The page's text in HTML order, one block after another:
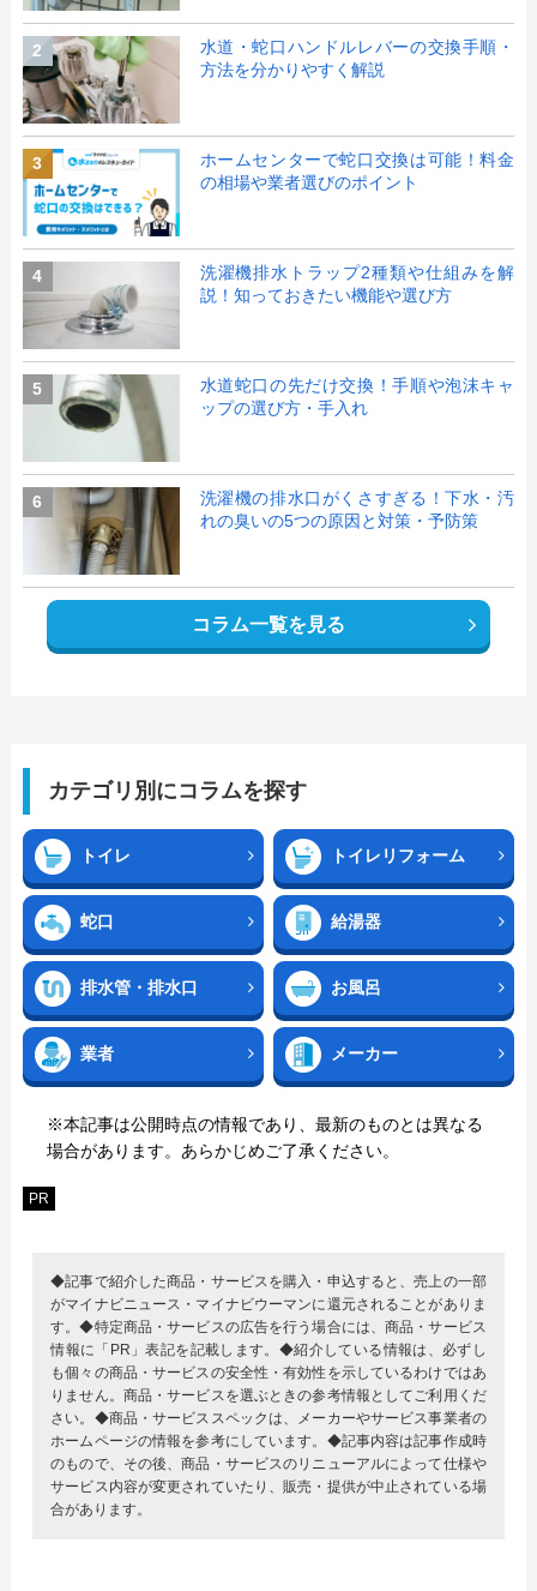
2
水道・蛇口ハンドルレバーの交換手順・
方法を分かりやすく解説
3
ホームセンターで蛇口交換は可能！料金
の相場や業者選びのポイント
4
洗濯機排水トラップ2種類や仕組みを解
説！知っておきたい機能や選び方
5
水道蛇口の先だけ交換！手順や泡沫キャ
ップの選び方・手入れ
6
洗濯機の排水口がくさすぎる！下水・汚
れの臭いの5つの原因と対策・予防策
コラム一覧を見る
カテゴリ別にコラムを探す
トイレ トイレリフォーム
蛇口 給湯器
排水管・排水口 お風呂
業者 メーカー
※本記事は公開時点の情報であり、最新のものとは異なる
場合があります。あらかじめご了承ください。
PR
◆記事で紹介した商品・サービスを購入・申込すると、売上の一部
がマイナビニュース・マイナビウーマンに還元されることがありま
す。◆特定商品・サービスの広告を行う場合には、商品・サービス
情報に「PR」表記を記載します。◆紹介している情報は、必ずし
も個々の商品・サービスの安全性・有効性を示しているわけではあ
りません。商品・サービスを選ぶときの参考情報としてご利用くだ
さい。◆商品・サービススペックは、メーカーやサービス事業者の
ホームページの情報を参考にしています。◆記事内容は記事作成時
のもので、その後、商品・サービスのリニューアルによって仕様や
サービス内容が変更されていたり、販売・提供が中止されている場
合があります。